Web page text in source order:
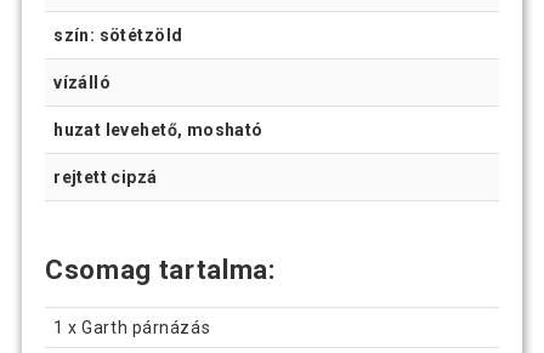
szín: sötétzöld
vízálló
huzat levehető, mosható
rejtett cipzá
Csomag tartalma:
1 x Garth párnázás